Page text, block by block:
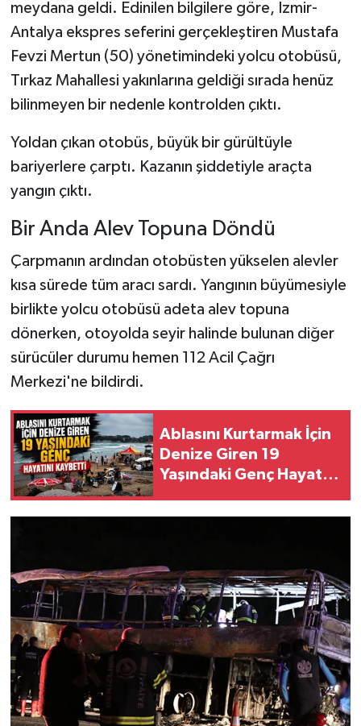
meydana geldi. Edinilen bilgilere göre, İzmir-
Antalya ekspres seferini gerçekleştiren Mustafa
Fevzi Mertun (50) yönetimindeki yolcu otobüsü,
Tırkaz Mahallesi yakınlarına geldiği sırada henüz
bilinmeyen bir nedenle kontrolden çıktı.
Yoldan çıkan otobüs, büyük bir gürültüyle
bariyerlere çarptı. Kazanın şiddetiyle araçta
yangın çıktı.
Bir Anda Alev Topuna Döndü
Çarpmanın ardından otobüsten yükselen alevler
kısa sürede tüm aracı sardı. Yangının büyümesiyle
birlikte yolcu otobüsü adeta alev topuna
dönerken, otoyolda seyir halinde bulunan diğer
sürücüler durumu hemen 112 Acil Çağrı
Merkezi'ne bildirdi.
Ablasını Kurtarmak İçin
Denize Giren 19
Yaşındaki Genç Hayatını